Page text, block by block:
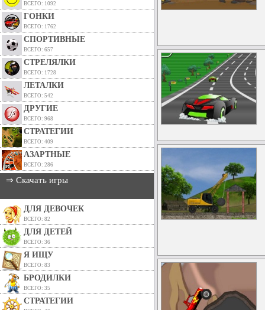
ВСЕГО: 1092
ГОНКИ
ВСЕГО: 1762
СПОРТИВНЫЕ
ВСЕГО: 657
СТРЕЛЯЛКИ
ВСЕГО: 1728
ЛЕТАЛКИ
ВСЕГО: 542
ДРУГИЕ
ВСЕГО: 968
СТРАТЕГИИ
ВСЕГО: 409
АЗАРТНЫЕ
ВСЕГО: 286
⇒ Скачать игры
ДЛЯ ДЕВОЧЕК
ВСЕГО: 82
ДЛЯ ДЕТЕЙ
ВСЕГО: 36
Я ИЩУ
ВСЕГО: 83
БРОДИЛКИ
ВСЕГО: 35
СТРАТЕГИИ